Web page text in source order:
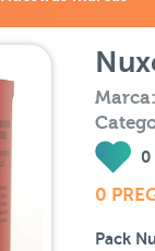
Marca:
0
0
Pack